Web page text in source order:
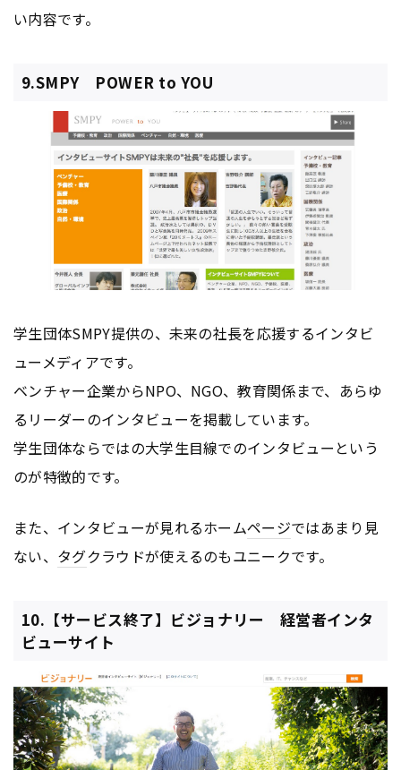
い内容です。
9.SMPY POWER to YOU
学生団体SMPY提供の、未来の社長を応援するインタビ
ューメディアです。
ベンチャー企業からNPO、NGO、教育関係まで、あらゆ
るリーダーのインタビューを掲載しています。
学生団体ならではの大学生目線でのインタビューという
のが特徴的です。
また、インタビューが見れるホームページではあまり見
ない、 タグクラウドが使えるのもユニークです。
10.【サービス終了】ビジョナリー 経営者インタ
ビューサイト